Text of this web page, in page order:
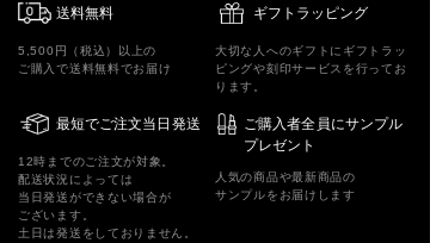
送料無料
5,500円（税込）以上の
ご購入で送料無料でお届け
ギフトラッピング
大切な人へのギフトにギフトラッ
ピングや刻印サービスを行ってお
ります。
最短でご注文当日発送
12時までのご注文が対象。
配送状況によっては
当日発送ができない場合が
ございます。
土日は発送をしておりません。
ご購入者全員にサンプル
プレゼント
人気の商品や最新商品の
サンプルをお届けします